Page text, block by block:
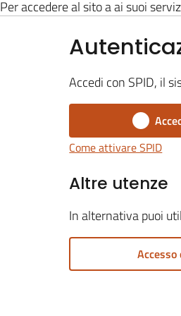
Per accedere al sito a ai suoi
Accedi con SPID, il
Come attivare SPID
Altre utenze
In alternativa puoi